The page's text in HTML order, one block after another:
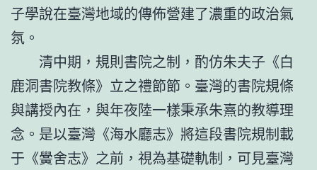
子學說在臺灣地域的傳佈營建了濃重的政治氣
氛。
清中期，規則書院之制，酌仿朱夫子《白
鹿洞書院教條》立之禮節節。臺灣的書院規條
與講授內在，與年夜陸一樣秉承朱熹的教導理
念。是以臺灣《海水廳志》將這段書院規制載
于《黌舍志》之前，視為基礎軌制，可見臺灣